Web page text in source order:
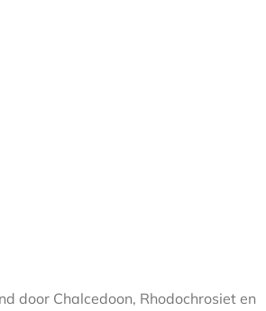
door Chalcedoon, Rhodochrosiet en